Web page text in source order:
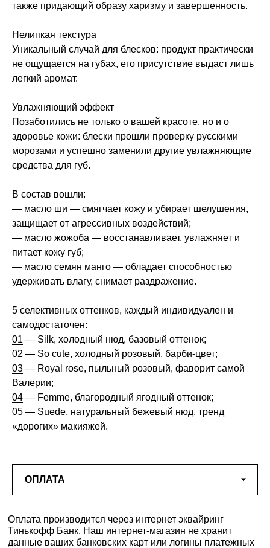
также придающий образу харизму и завершенность.
Нелипкая текстура
Уникальный случай для блесков: продукт практически
не ощущается на губах, его присутствие выдаст лишь
легкий аромат.
Увлажняющий эффект
Позаботились не только о вашей красоте, но и о
здоровье кожи: блески прошли проверку русскими
морозами и успешно заменили другие увлажняющие
средства для губ.
В состав вошли:
— масло ши — смягчает кожу и убирает шелушения,
защищает от агрессивных воздействий;
— масло жожоба — восстанавливает, увлажняет и
питает кожу губ;
— масло семян манго — обладает способностью
удерживать влагу, снимает раздражение.
5 селективных оттенков, каждый индивидуален и
самодостаточен:
01 — Silk, холодный нюд, базовый оттенок;
02 — So cute, холодный розовый, барби-цвет;
03 — Royal rose, пыльный розовый, фаворит самой
Валерии;
04 — Femme, благородный ягодный оттенок;
05 — Suede, натуральный бежевый нюд, тренд
«дорогих» макияжей.
Оплата производится через интернет эквайринг
Тинькофф Банк. Наш интернет-магазин не хранит
данные ваших банковских карт или логины платежных